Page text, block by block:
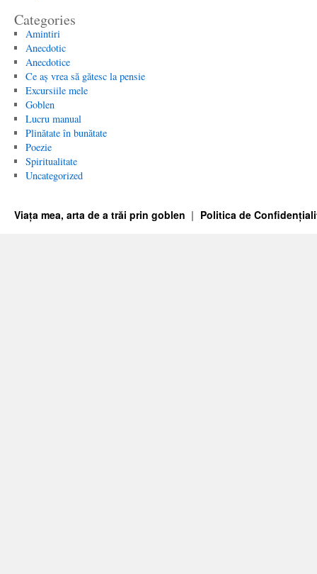
Categories
Amintiri
Anecdotic
Anecdotice
Ce aș vrea să gătesc la pensie
Excursiile mele
Goblen
Lucru manual
Plinătate în bunătate
Poezie
Spiritualitate
Uncategorized
Viața mea, arta de a trăi prin goblen Politica de